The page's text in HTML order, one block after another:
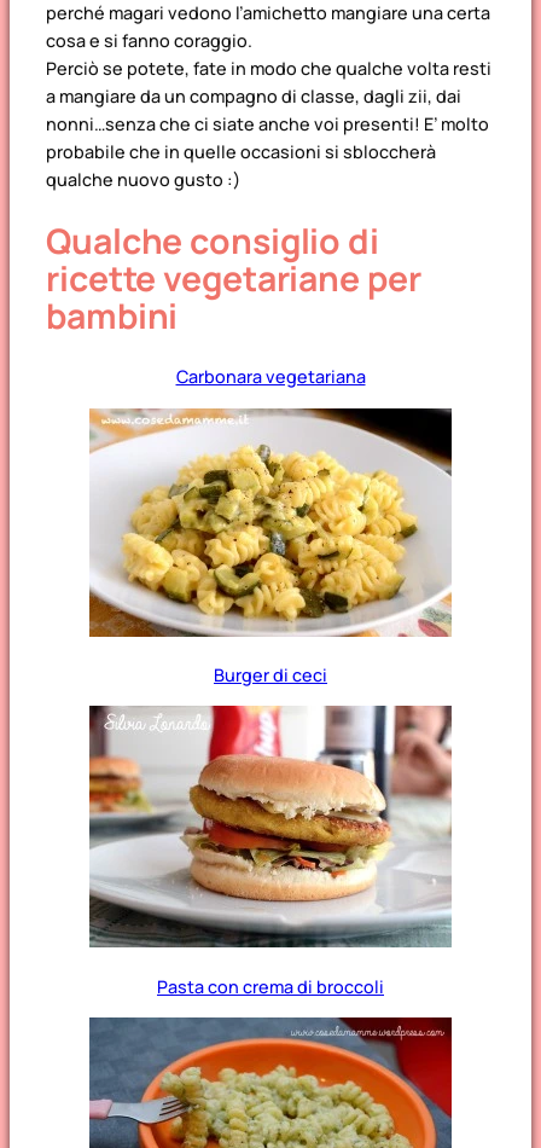
perché magari vedono l’amichetto mangiare una certa
cosa e si fanno coraggio.
Perciò se potete, fate in modo che qualche volta resti
a mangiare da un compagno di classe, dagli zii, dai
nonni…senza che ci siate anche voi presenti! E’ molto
probabile che in quelle occasioni si sbloccherà
qualche nuovo gusto :)
Qualche consiglio di
ricette vegetariane per
bambini
Carbonara vegetariana
Burger di ceci
Pasta con crema di broccoli